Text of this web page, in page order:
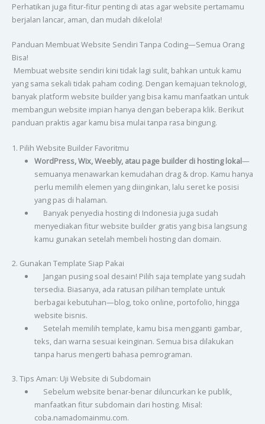
Perhatikan juga fitur-fitur penting di atas agar website pertamamu
berjalan lancar, aman, dan mudah dikelola!
Panduan Membuat Website Sendiri Tanpa Coding—Semua Orang
Bisa!
Membuat website sendiri kini tidak lagi sulit, bahkan untuk kamu
yang sama sekali tidak paham coding. Dengan kemajuan teknologi,
banyak platform website builder yang bisa kamu manfaatkan untuk
membangun website impian hanya dengan beberapa klik. Berikut
panduan praktis agar kamu bisa mulai tanpa rasa bingung.
1. Pilih Website Builder Favoritmu
WordPress, Wix, Weebly, atau page builder di hosting lokal—
semuanya menawarkan kemudahan drag & drop. Kamu hanya
perlu memilih elemen yang diinginkan, lalu seret ke posisi
yang pas di halaman.
Banyak penyedia hosting di Indonesia juga sudah
menyediakan fitur website builder gratis yang bisa langsung
kamu gunakan setelah membeli hosting dan domain.
2. Gunakan Template Siap Pakai
Jangan pusing soal desain! Pilih saja template yang sudah
tersedia. Biasanya, ada ratusan pilihan template untuk
berbagai kebutuhan—blog, toko online, portofolio, hingga
website bisnis.
Setelah memilih template, kamu bisa mengganti gambar,
teks, dan warna sesuai keinginan. Semua bisa dilakukan
tanpa harus mengerti bahasa pemrograman.
3. Tips Aman: Uji Website di Subdomain
Sebelum website benar-benar diluncurkan ke publik,
manfaatkan fitur subdomain dari hosting. Misal:
coba.namadomainmu.com.